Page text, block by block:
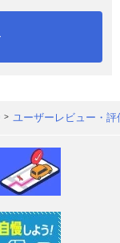
ユーザーレビュー・評